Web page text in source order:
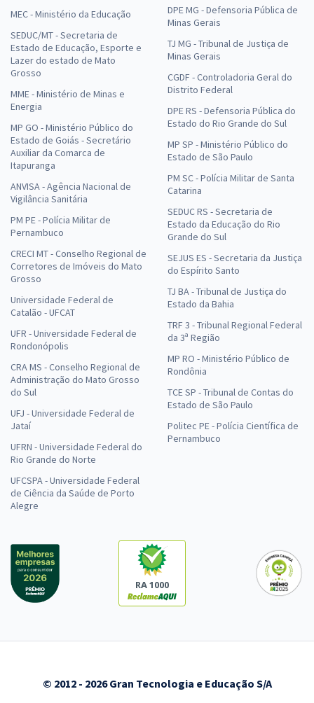
MEC - Ministério da Educação
SEDUC/MT - Secretaria de
Estado de Educação, Esporte e
Lazer do estado de Mato
Grosso
MME - Ministério de Minas e
Energia
MP GO - Ministério Público do
Estado de Goiás - Secretário
Auxiliar da Comarca de
Itapuranga
ANVISA - Agência Nacional de
Vigilância Sanitária
PM PE - Polícia Militar de
Pernambuco
CRECI MT - Conselho Regional de
Corretores de Imóveis do Mato
Grosso
Universidade Federal de
Catalão - UFCAT
UFR - Universidade Federal de
Rondonópolis
CRA MS - Conselho Regional de
Administração do Mato Grosso
do Sul
UFJ - Universidade Federal de
Jataí
UFRN - Universidade Federal do
Rio Grande do Norte
UFCSPA - Universidade Federal
de Ciência da Saúde de Porto
Alegre
DPE MG - Defensoria Pública de
Minas Gerais
TJ MG - Tribunal de Justiça de
Minas Gerais
CGDF - Controladoria Geral do
Distrito Federal
DPE RS - Defensoria Pública do
Estado do Rio Grande do Sul
MP SP - Ministério Público do
Estado de São Paulo
PM SC - Polícia Militar de Santa
Catarina
SEDUC RS - Secretaria de
Estado da Educação do Rio
Grande do Sul
SEJUS ES - Secretaria da Justiça
do Espírito Santo
TJ BA - Tribunal de Justiça do
Estado da Bahia
TRF 3 - Tribunal Regional Federal
da 3ª Região
MP RO - Ministério Público de
Rondônia
TCE SP - Tribunal de Contas do
Estado de São Paulo
Politec PE - Polícia Científica de
Pernambuco
RA 1000
© 2012 - 2026 Gran Tecnologia e Educação S/A